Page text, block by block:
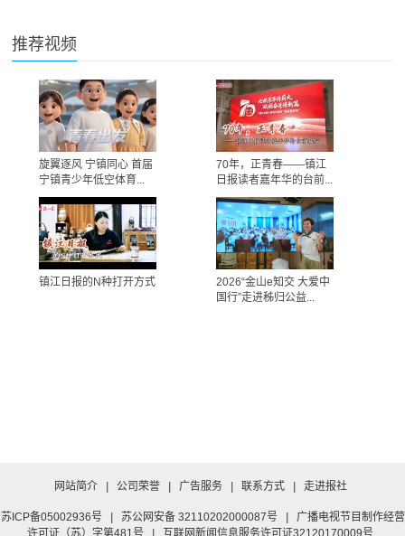
推荐视频
旋翼逐风 宁镇同心 首届
宁镇青少年低空体育...
70年，正青春——镇江
日报读者嘉年华的台前...
镇江日报的N种打开方式
2026“金山e知交 大爱中
国行”走进秭归公益...
网站简介 | 公司荣誉 | 广告服务 | 联系方式 | 走进报社
苏ICP备05002936号 | 苏公网安备 32110202000087号 |
广播电视节目制作经营
许可证（苏）字第481号
| 互联网新闻信息服务许可证32120170009号